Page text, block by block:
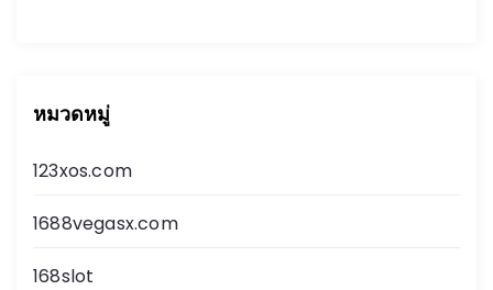
หมวดหมู่
123xos.com
1688vegasx.com
168slot